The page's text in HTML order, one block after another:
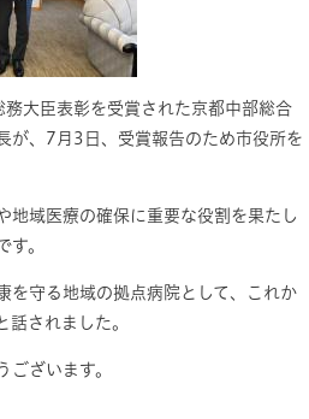
大臣表彰を受賞された京都中部総合
が、7月3日、受賞報告のため市役所を
地域医療の確保に重要な役割を果たし
す。
を守る地域の拠点病院として、これか
話されました。
ございます。